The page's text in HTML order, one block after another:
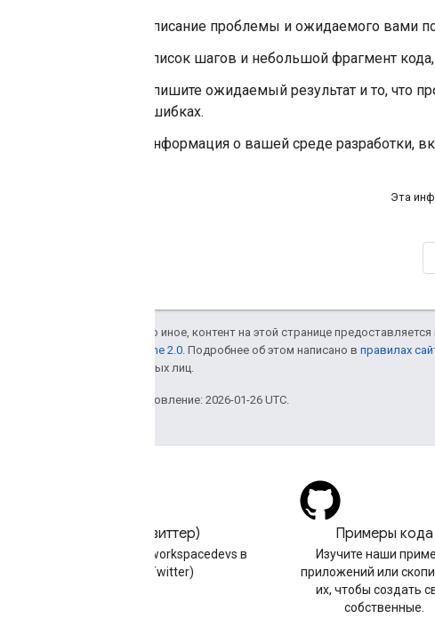
Описание проблемы и ожидаемого вами
Список шагов и небольшой фрагмент
Опишите ожидаемый результат и то, что
ошибках.
Информация о вашей среде разработки,
Эта
Если не указано иное, контент на этой странице предоставляется
лицензии Apache 2.0 . Подробнее об этом написано в правилах
аффилированных лиц.
Последнее обновление: 2026-01-26 UTC.
X (Твиттер)
Следуйте @workspacedevs в
X (Twitter)
Примеры кода
Изучите наши
приложений или
их, чтобы создать
собственные.